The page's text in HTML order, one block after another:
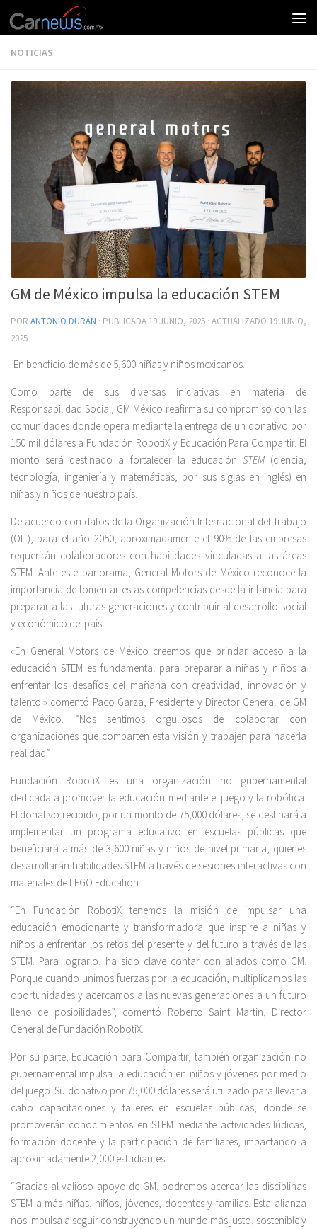
NOTICIAS
GM de México impulsa la educación STEM
POR ANTONIO DURÁN · PUBLICADA 19 JUNIO, 2025 · ACTUALIZADO 19 JUNIO,
2025
-En beneficio de más de 5,600 niñas y niños mexicanos.
Como parte de sus diversas iniciativas en materia de
Responsabilidad Social, GM México reafirma su compromiso con las
comunidades donde opera mediante la entrega de un donativo por
150 mil dólares a Fundación RobotiX y Educación Para Compartir. El
monto será destinado a fortalecer la educación STEM(ciencia,
tecnología, ingeniería y matemáticas, por sus siglas en inglés) en
niñas y niños de nuestro país.
De acuerdo con datos de la Organización Internacional del Trabajo
(OIT), para el año 2050, aproximadamente el 90% de las empresas
requerirán colaboradores con habilidades vinculadas a las áreas
STEM. Ante este panorama, General Motors de México reconoce la
importancia de fomentar estas competencias desde la infancia para
preparar a las futuras generaciones y contribuir al desarrollo social
y económico del país.
«En General Motors de México creemos que brindar acceso a la
educación STEM es fundamental para preparar a niñas y niños a
enfrentar los desafíos del mañana con creatividad, innovación y
talento.» comentó Paco Garza, Presidente y Director General de GM
de México. “Nos sentimos orgullosos de colaborar con
organizaciones que comparten esta visión y trabajen para hacerla
realidad”.
Fundación RobotiX es una organización no gubernamental
dedicada a promover la educación mediante el juego y la robótica.
El donativo recibido, por un monto de 75,000 dólares, se destinará a
implementar un programa educativo en escuelas públicas que
beneficiará a más de 3,600 niñas y niños de nivel primaria, quienes
desarrollarán habilidades STEM a través de sesiones interactivas con
materiales de LEGO Education.
“En Fundación RobotiX tenemos la misión de impulsar una
educación emocionante y transformadora que inspire a niñas y
niños a enfrentar los retos del presente y del futuro a través de las
STEM. Para lograrlo, ha sido clave contar con aliados como GM.
Porque cuando unimos fuerzas por la educación, multiplicamos las
oportunidades y acercamos a las nuevas generaciones a un futuro
lleno de posibilidades”, comentó Roberto Saint Martin, Director
General de Fundación RobotiX.
Por su parte, Educación para Compartir, también organización no
gubernamental impulsa la educación en niños y jóvenes por medio
del juego. Su donativo por 75,000 dólares será utilizado para llevar a
cabo capacitaciones y talleres en escuelas públicas, donde se
promoverán conocimientos en STEM mediante actividades lúdicas,
formación docente y la participación de familiares, impactando a
aproximadamente 2,000 estudiantes.
“Gracias al valioso apoyo de GM, podremos acercar las disciplinas
STEM a más niñas, niños, jóvenes, docentes y familias. Esta alianza
nos impulsa a seguir construyendo un mundo más justo, sostenible y